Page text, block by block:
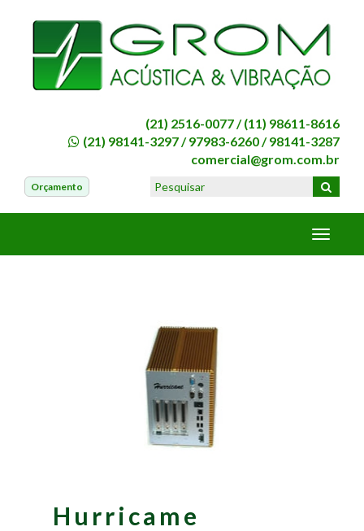
(21) 2516-0077 /(11) 98611-8616
(21) 98141-3297 /97983-6260 /98141-3287
comercial@grom.com.br
Orçamento
Hurricame